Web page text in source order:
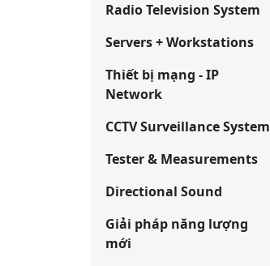
Radio Television System
Servers + Workstations
Thiết bị mạng - IP
Network
CCTV Surveillance System
Tester & Measurements
Directional Sound
Giải pháp năng lượng
mới